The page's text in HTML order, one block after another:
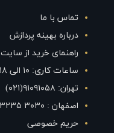
تماس با ما
درباره بهینه پردازش
راهنمای خرید از سایت
ساعات کاری: ۱۰ الی ۱۸
تهران: ۹۱۰۹۱۰۵۸(۰۲۱)
اصفهان : ۳۰۳۰ ۳۲۳۵ (۰۳۱)
حریم خصوصی